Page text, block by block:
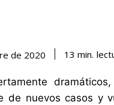
de 2020 13 min.
de nuevos casos y